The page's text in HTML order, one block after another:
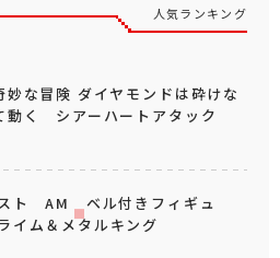
人気ランキング
妙な冒険 ダイヤモンドは砕けな
動く シアーハートアタック
スト AM ベル付きフィギュ
ム＆メタルキング